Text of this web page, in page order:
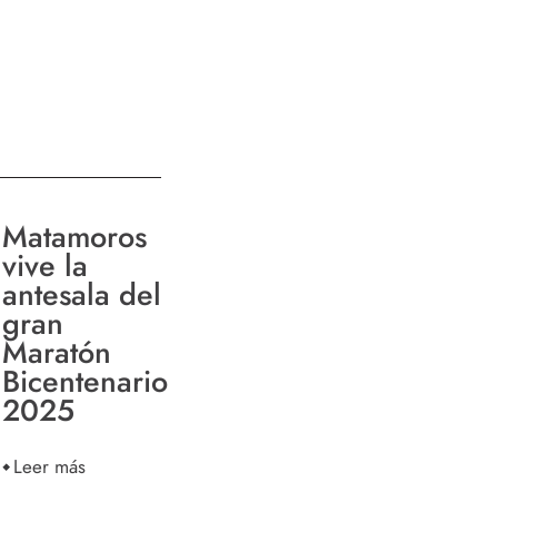
Matamoros
vive la
antesala del
gran
Maratón
Bicentenario
2025
Leer más